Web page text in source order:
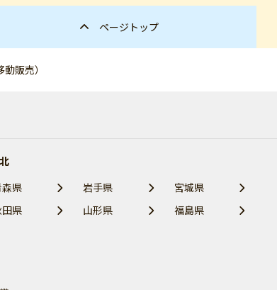
ページトップ
販売）
県
岩手県
宮城県
県
山形県 福島県